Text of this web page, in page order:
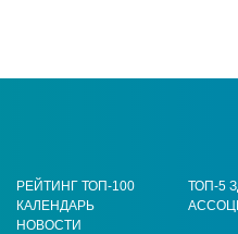
РЕЙТИНГ ТОП-100
КАЛЕНДАРЬ
НОВОСТИ
ТОП-5